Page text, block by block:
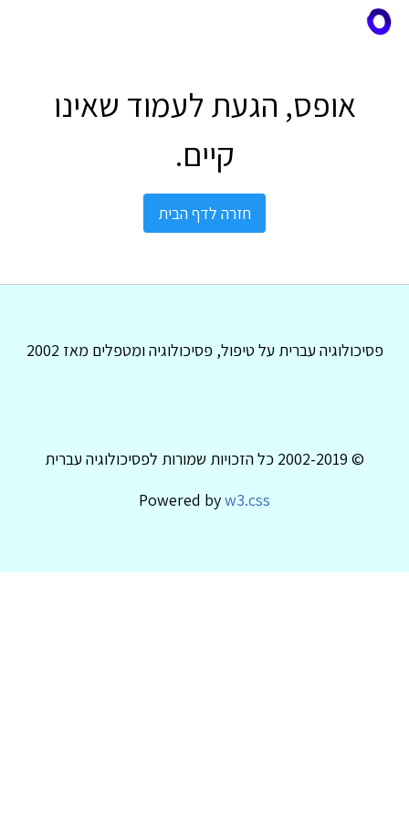
אופס, הגעת לעמוד שאינו
קיים.
חזרה לדף הבית
פסיכולוגיה עברית על טיפול, פסיכולוגיה ומטפלים מאז 2002
© 2002-2019 כל הזכויות שמורות לפסיכולוגיה עברית
Powered byw3.css